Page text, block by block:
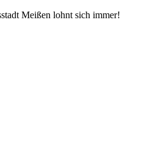
Meißen lohnt sich immer!